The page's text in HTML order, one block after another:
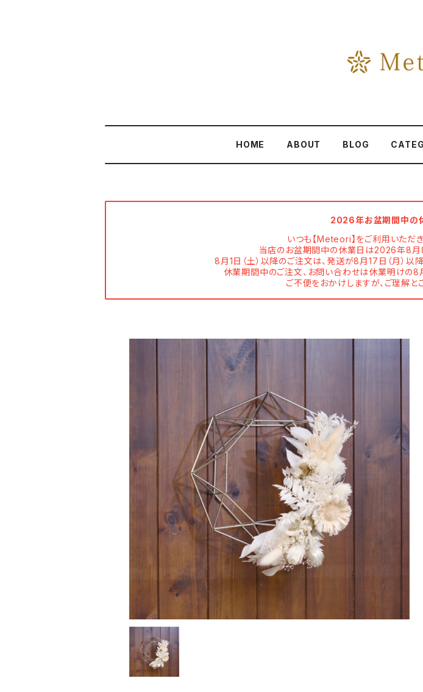
HOME ABOUT BLOG
2026年お盆期間中の
いつも【Meteori】をご利用いただき
当店のお盆期間中の休業日は2026年8月8
8月1日（土）以降のご注文は、発送が8月17日（月）以
休業期間中のご注文、お問い合わせは休業明けの8
ご不便をおかけしますが、ご理解と